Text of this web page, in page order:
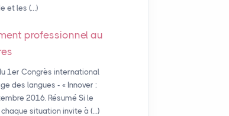
et les (…)
professionnel au
1er Congrès international
des langues - « Innover :
2016. Résumé Si le
situation invite à (…)